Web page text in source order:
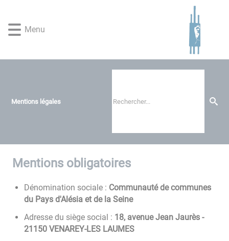
rapide
rapide
rapide
rapide Menu
Mentions légales
Mentions obligatoires
Dénomination sociale : Communauté de communes
du Pays d'Alésia et de la Seine
Adresse du siège social : 18, avenue Jean Jaurès -
21150 VENAREY-LES LAUMES